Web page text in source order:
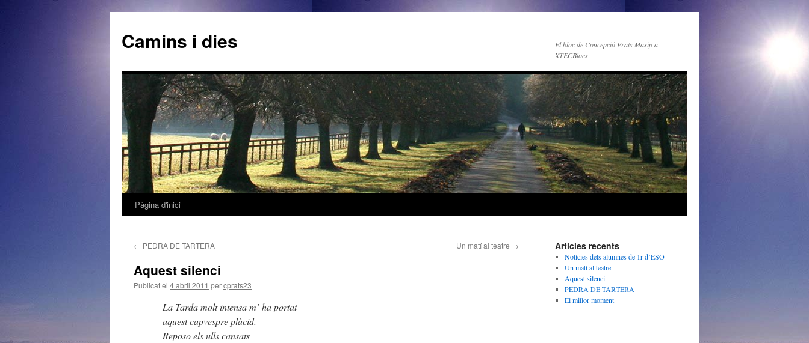
Camins i dies
El bloc de Concepció Prats Masip a
XTECBlocs
Vés
contingut
Pàgina d'inici
← PEDRA DE TARTERA Un matí al teatre →
Aquest silenci
Publicat el 4 abril 2011 percprats23
La Tarda molt intensa m’ ha portat
aquest capvespre plàcid.
Reposo els ulls cansats
Articles recents
Notícies dels alumnes de 1r d’ESO
Un matí al teatre
Aquest silenci
PEDRA DE TARTERA
El millor moment